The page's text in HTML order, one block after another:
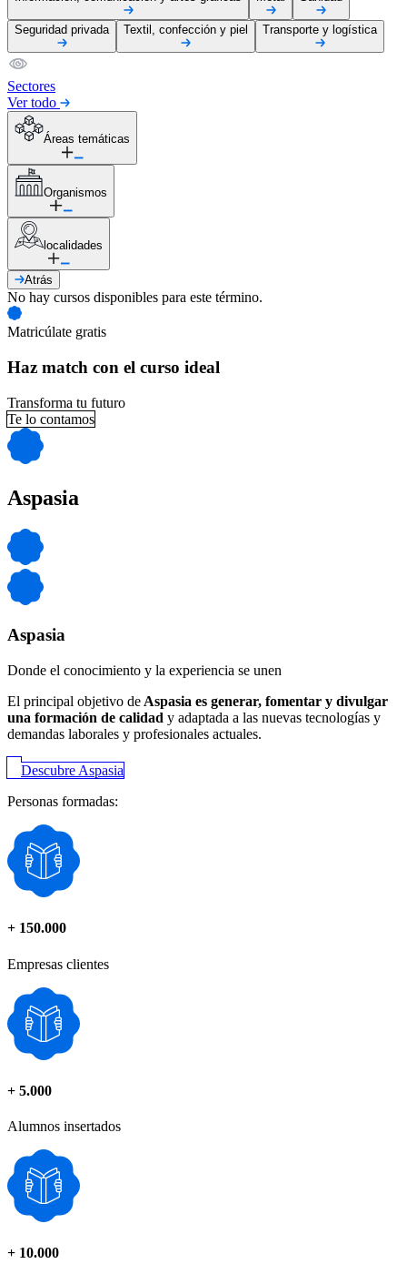
Seguridad privada Textil, confección y piel Transporte y logística
Sectores
Ver todo
Áreas temáticas
Organismos
localidades
Atrás
No hay cursos disponibles para este término.
Matricúlate gratis
Haz match con el curso ideal
Transforma tu futuro
Te lo contamos
Aspasia
Aspasia
Donde el conocimiento y la experiencia se unen
El principal objetivo de Aspasia es generar, fomentar y divulgar
una formación de calidad y adaptada a las nuevas tecnologías y
demandas laborales y profesionales actuales.
Descubre Aspasia
Personas formadas:
+ 150.000
Empresas clientes
+ 5.000
Alumnos insertados
+ 10.000